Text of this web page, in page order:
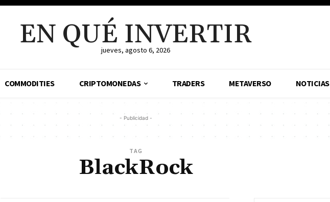
EN QUÉ INVERTIR
jueves, agosto 6, 2026
COMMODITIES CRIPTOMONEDAS TRADERS METAVERSO NOTICIAS
- Publicidad -
TAG
BlackRock